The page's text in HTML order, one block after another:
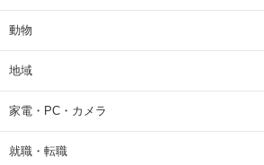
動物
地域
家電・PC・カメラ
就職・転職